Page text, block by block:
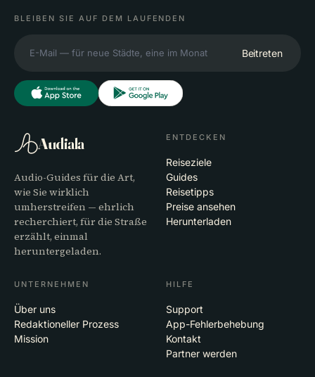
BLEIBEN SIE AUF DEM LAUFENDEN
Beitreten
Audiala
Audio-Guides für die Art,
wie Sie wirklich
umherstreifen — ehrlich
recherchiert, für die Straße
erzählt, einmal
heruntergeladen.
ENTDECKEN
Reiseziele
Guides
Reisetipps
Preise ansehen
Herunterladen
UNTERNEHMEN
Über uns
Redaktioneller Prozess
Mission
HILFE
Support
App-Fehlerbehebung
Kontakt
Partner werden